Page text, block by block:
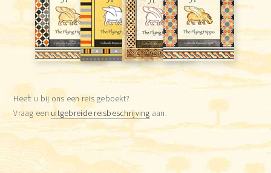
Heeft u bij ons een reis geboekt?
Vraag eenuitgebreide reisbeschrijving aan.